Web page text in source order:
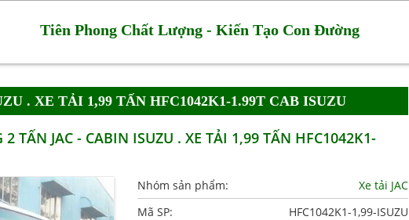
Tiên Phong Chất Lượng - Kiến Tạo Con Đường
. XE TẢI 1,99 TẤN HFC1042K1-1.99T CAB ISUZU
TẤN JAC - CABIN ISUZU . XE TẢI 1,99 TẤN HFC1042K1-
Nhóm sản phẩm:
Xe tải JAC
Mã SP:
HFC1042K1-1,99-ISUZU